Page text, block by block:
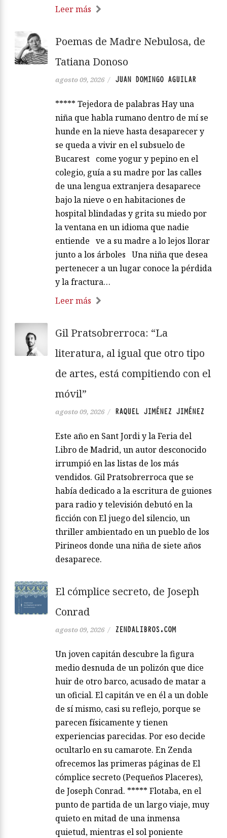
Leer más
Poemas de Madre Nebulosa, de
Tatiana Donoso
agosto 09, 2026 / JUAN DOMINGO AGUILAR
***** Tejedora de palabras Hay una
niña que habla rumano dentro de mí se
hunde en la nieve hasta desaparecer y
se queda a vivir en el subsuelo de
Bucarest come yogur y pepino en el
colegio, guía a su madre por las calles
de una lengua extranjera desaparece
bajo la nieve o en habitaciones de
hospital blindadas y grita su miedo por
la ventana en un idioma que nadie
entiende ve a su madre a lo lejos llorar
junto a los árboles Una niña que desea
pertenecer a un lugar conoce la pérdida
y la fractura…
Leer más
Gil Pratsobrerroca: “La
literatura, al igual que otro tipo
de artes, está compitiendo con el
móvil”
agosto 09, 2026 / RAQUEL JIMÉNEZ JIMÉNEZ
Este año en Sant Jordi y la Feria del
Libro de Madrid, un autor desconocido
irrumpió en las listas de los más
vendidos. Gil Pratsobrerroca que se
había dedicado a la escritura de guiones
para radio y televisión debutó en la
ficción con El juego del silencio, un
thriller ambientado en un pueblo de los
Pirineos donde una niña de siete años
desaparece.
El cómplice secreto, de Joseph
Conrad
agosto 09, 2026 / ZENDALIBROS.COM
Un joven capitán descubre la figura
medio desnuda de un polizón que dice
huir de otro barco, acusado de matar a
un oficial. El capitán ve en él a un doble
de sí mismo, casi su reflejo, porque se
parecen físicamente y tienen
experiencias parecidas. Por eso decide
ocultarlo en su camarote. En Zenda
ofrecemos las primeras páginas de El
cómplice secreto (Pequeños Placeres),
de Joseph Conrad. ***** Flotaba, en el
punto de partida de un largo viaje, muy
quieto en mitad de una inmensa
quietud, mientras el sol poniente